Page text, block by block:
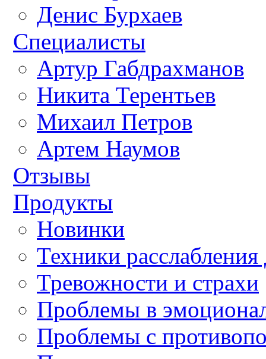
Денис Бурхаев
Специалисты
Артур Габдрахманов
Никита Терентьев
Михаил Петров
Артем Наумов
Отзывы
Продукты
Новинки
Техники
Тревожности и страхи
Проблемы в
Проблемы с